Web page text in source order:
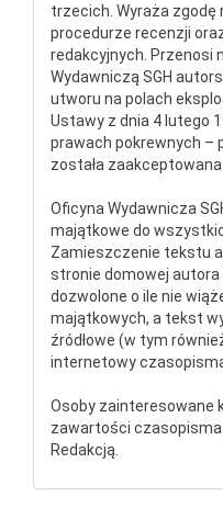
trzecich. Wyraża zgodę
procedurze recenzji
redakcyjnych. Przenosi
Wydawniczą SGH
utworu na polach
Ustawy z dnia 4 lutego
prawach pokrewnych –
została
Oficyna Wydawnicza
majątkowe do
Zamieszczenie tekstu
stronie domowej
dozwolone o ile nie
majątkowych, a tekst
źródłowe (w tym
internetowy
Osoby zainteresowane
zawartości
Redakcją.